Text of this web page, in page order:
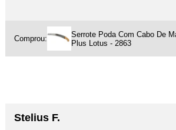
Comprou:
Serrote Poda Com Cabo De
Plus Lotus - 2863
Stelius F.